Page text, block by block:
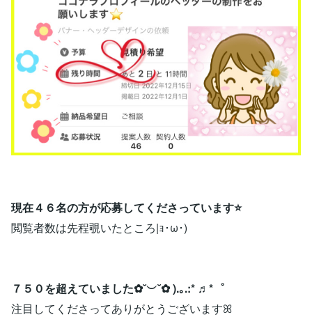
現在４６名の方が応募してくださっています⭐️
閲覧者数は先程覗いたところ|ｮ･ω･)
７５０を超えていました✿˘︶˘✿ ).｡.:* ♬*゜
注目してくださってありがとうございますꕤ